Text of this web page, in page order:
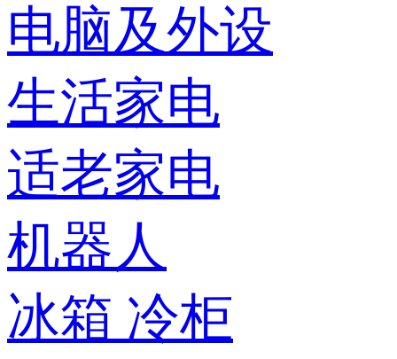
电脑及外设
生活家电
适老家电
机器人
冰箱 冷柜